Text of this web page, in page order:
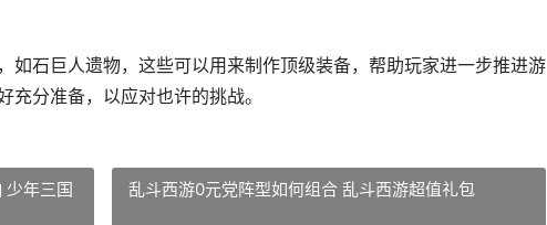
如石巨人遗物，这些可以用来制作顶级装备，帮助玩家进一步推进游
分准备，以应对也许的挑战。
少年三国
乱斗西游0元党阵型如何组合 乱斗西游超值礼包